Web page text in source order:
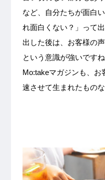
など、自分たちが面白
れ面白くない？」って
出した後は、お客様の
という意識が強いです
Mo:takeマガジンも、お
速させて生まれたものな